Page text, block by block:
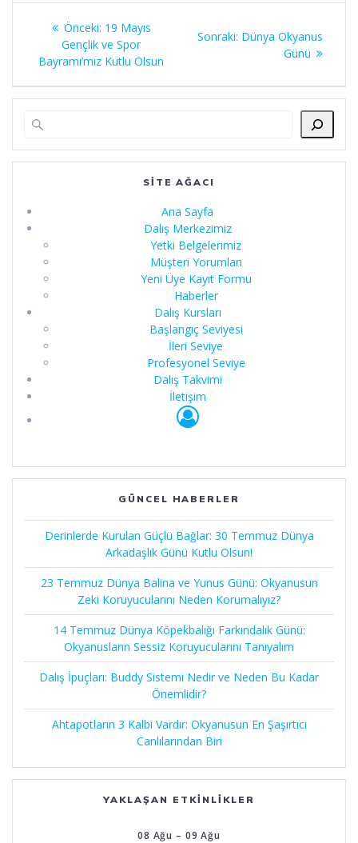
Yazı
gezinmesi
Önceki: Önceki
yazı:
19 Mayıs
Gençlik ve Spor
Bayramı’mız Kutlu Olsun
Sonraki: Sonraki
Dünya Okyanus
Günü
SITE AĞACI
Ana Sayfa
Dalış Merkezimiz
Yetki Belgelerimiz
Müşteri Yorumları
Yeni Üye Kayıt Formu
Haberler
Dalış Kursları
Başlangıç Seviyesi
İleri Seviye
Profesyonel Seviye
Dalış Takvimi
İletişim
GÜNCEL HABERLER
Derinlerde Kurulan Güçlü Bağlar: 30 Temmuz Dünya
Arkadaşlık Günü Kutlu Olsun!
23 Temmuz Dünya Balina ve Yunus Günü: Okyanusun
Zeki Koruyucularını Neden Korumalıyız?
14 Temmuz Dünya Köpekbalığı Farkındalık Günü:
Okyanusların Sessiz Koruyucularını Tanıyalım
Dalış İpuçları: Buddy Sistemi Nedir ve Neden Bu Kadar
Önemlidir?
Ahtapotların 3 Kalbi Vardır: Okyanusun En Şaşırtıcı
Canlılarından Biri
YAKLAŞAN ETKINLIKLER
08 Ağu – 09 Ağu